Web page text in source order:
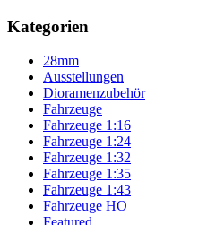
Kategorien
28mm
Ausstellungen
Dioramenzubehör
Fahrzeuge
Fahrzeuge 1:16
Fahrzeuge 1:24
Fahrzeuge 1:32
Fahrzeuge 1:35
Fahrzeuge 1:43
Fahrzeuge HO